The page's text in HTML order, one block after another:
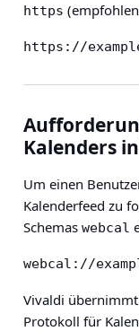
https
https://
Kalenders
Um einen
Kalenderfeed zu
Schemas webcal
webcal://
Vivaldi
Protokoll für